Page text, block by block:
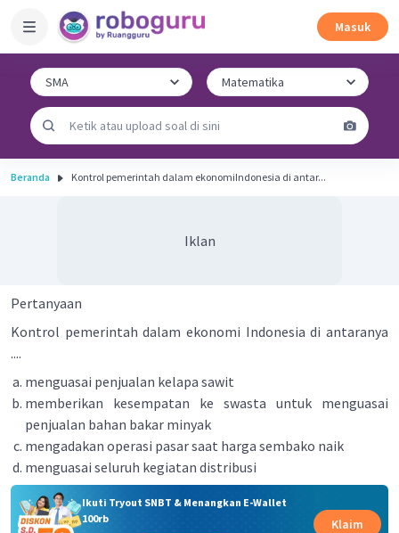
Masuk
Beranda Kontrol pemerintah dalam ekonomiIndonesia di antar...
Iklan
Pertanyaan
Kontrol pemerintah dalam ekonomi Indonesia di antaranya
....
menguasai penjualan kelapa sawit
memberikan kesempatan ke swasta untuk menguasai
penjualan bahan bakar minyak
mengadakan operasi pasar saat harga sembako naik
menguasai seluruh kegiatan distribusi
Ikuti Tryout SNBT & Menangkan E-Wallet
100rb
Klaim